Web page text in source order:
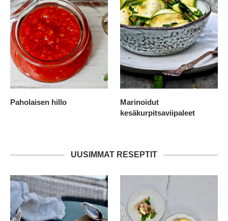
Paholaisen hillo
Marinoidut
kesäkurpitsaviipaleet
UUSIMMAT RESEPTIT